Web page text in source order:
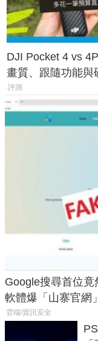
DJI Pocket 4 vs
畫質、跟隨功能與
一次看懂兩台差異
評測
Google搜尋首位
軟體爆「山寨官網
雲端/資訊安全